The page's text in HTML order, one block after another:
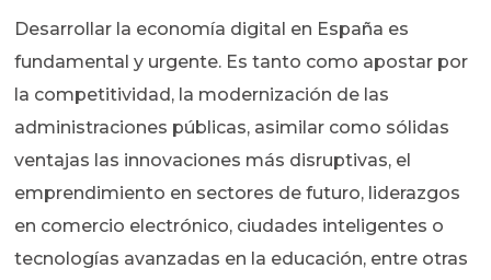
Desarrollar la economía digital en España es
fundamental y urgente. Es tanto como apostar por
la competitividad, la modernización de las
administraciones públicas, asimilar como sólidas
ventajas las innovaciones más disruptivas, el
emprendimiento en sectores de futuro, liderazgos
en comercio electrónico, ciudades inteligentes o
tecnologías avanzadas en la educación, entre otras